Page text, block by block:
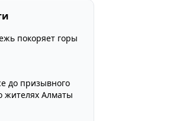
покоряет горы
до призывного
жителях Алматы